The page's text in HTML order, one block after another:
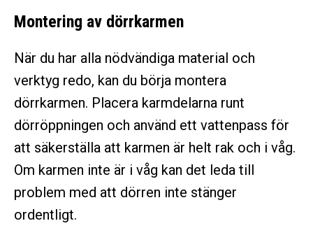
Montering av dörrkarmen
När du har alla nödvändiga material och
verktyg redo, kan du börja montera
dörrkarmen. Placera karmdelarna runt
dörröppningen och använd ett vattenpass för
att säkerställa att karmen är helt rak och i våg.
Om karmen inte är i våg kan det leda till
problem med att dörren inte stänger
ordentligt.